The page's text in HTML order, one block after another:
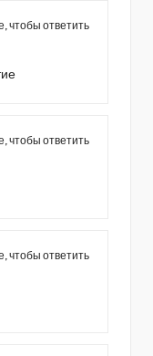
чтобы ответить
чтобы ответить
чтобы ответить